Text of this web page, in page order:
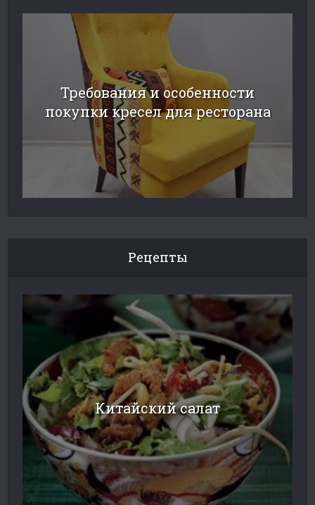
Требования и особенности
покупки кресел для ресторана
Рецепты
Китайский салат